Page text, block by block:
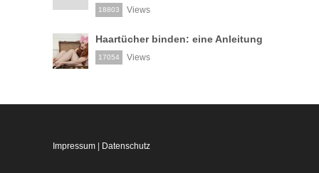
18803 Views
Haartücher binden: eine Anleitung
17054 Views
Impressum | Datenschutz